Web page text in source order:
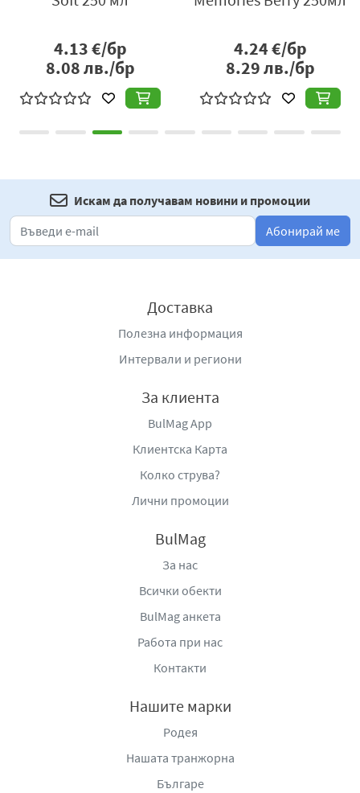
използване върху цялото тяло, като осигурява
приятно усещане след всяко измиване.
Практичната опаковка улеснява употребата в банята и
позволява удобно дозиране на продукта. Това го
прави подходящ както за домашна употреба, така и за
Душ гел Алхимия с кокос съчетава ефективно
почистване, деликатна грижа и екзотичен аромат,
като предлага приятно и освежаващо изживяване за
ежедневна лична хигиена.
4.13€/бр
8.08лв./бр
4.24€/бр
8.29лв./бр
Искам да получавам новини и промоции
Абонирай ме
Доставка
Полезна информация
Интервали и региони
За клиента
BulMag App
Клиентска Карта
Колко струва?
Лични промоции
BulMag
За нас
Всички обекти
BulMag анкета
Работа при нас
Контакти
Нашите марки
Родея
Нашата транжорна
Българе